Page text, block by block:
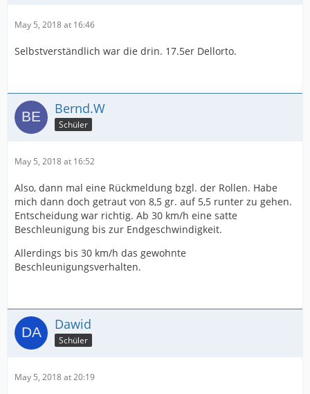
May 5, 2018 at 16:46
Selbstverständlich war die drin. 17.5er Dellorto.
Bernd.W
Schüler
May 5, 2018 at 16:52
Also, dann mal eine Rückmeldung bzgl. der Rollen. Habe
mich dann doch getraut von 8,5 gr. auf 5,5 runter zu gehen.
Entscheidung war richtig. Ab 30 km/h eine satte
Beschleunigung bis zur Endgeschwindigkeit.
Allerdings bis 30 km/h das gewohnte
Beschleunigungsverhalten.
Dawid
Schüler
May 5, 2018 at 20:19